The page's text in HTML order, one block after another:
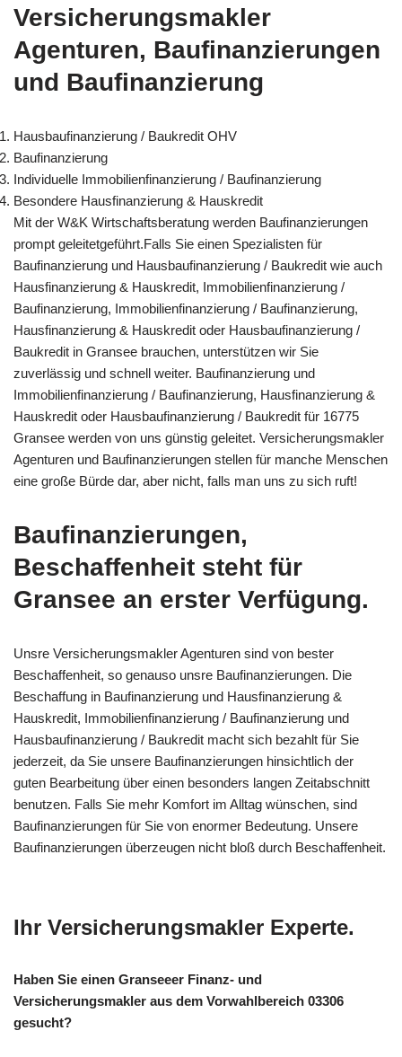
Versicherungsmakler
Agenturen, Baufinanzierungen
und Baufinanzierung
Hausbaufinanzierung / Baukredit OHV
Baufinanzierung
Individuelle Immobilienfinanzierung / Baufinanzierung
Besondere Hausfinanzierung & Hauskredit
Mit der W&K Wirtschaftsberatung werden Baufinanzierungen
prompt geleitetgeführt.Falls Sie einen Spezialisten für
Baufinanzierung und Hausbaufinanzierung / Baukredit wie auch
Hausfinanzierung & Hauskredit, Immobilienfinanzierung /
Baufinanzierung, Immobilienfinanzierung / Baufinanzierung,
Hausfinanzierung & Hauskredit oder Hausbaufinanzierung /
Baukredit in Gransee brauchen, unterstützen wir Sie
zuverlässig und schnell weiter. Baufinanzierung und
Immobilienfinanzierung / Baufinanzierung, Hausfinanzierung &
Hauskredit oder Hausbaufinanzierung / Baukredit für 16775
Gransee werden von uns günstig geleitet. Versicherungsmakler
Agenturen und Baufinanzierungen stellen für manche Menschen
eine große Bürde dar, aber nicht, falls man uns zu sich ruft!
Baufinanzierungen,
Beschaffenheit steht für
Gransee an erster Verfügung.
Unsre Versicherungsmakler Agenturen sind von bester
Beschaffenheit, so genauso unsre Baufinanzierungen. Die
Beschaffung in Baufinanzierung und Hausfinanzierung &
Hauskredit, Immobilienfinanzierung / Baufinanzierung und
Hausbaufinanzierung / Baukredit macht sich bezahlt für Sie
jederzeit, da Sie unsere Baufinanzierungen hinsichtlich der
guten Bearbeitung über einen besonders langen Zeitabschnitt
benutzen. Falls Sie mehr Komfort im Alltag wünschen, sind
Baufinanzierungen für Sie von enormer Bedeutung. Unsere
Baufinanzierungen überzeugen nicht bloß durch Beschaffenheit.
Ihr Versicherungsmakler Experte.
Haben Sie einen Granseeer Finanz- und
Versicherungsmakler aus dem Vorwahlbereich 03306
gesucht?